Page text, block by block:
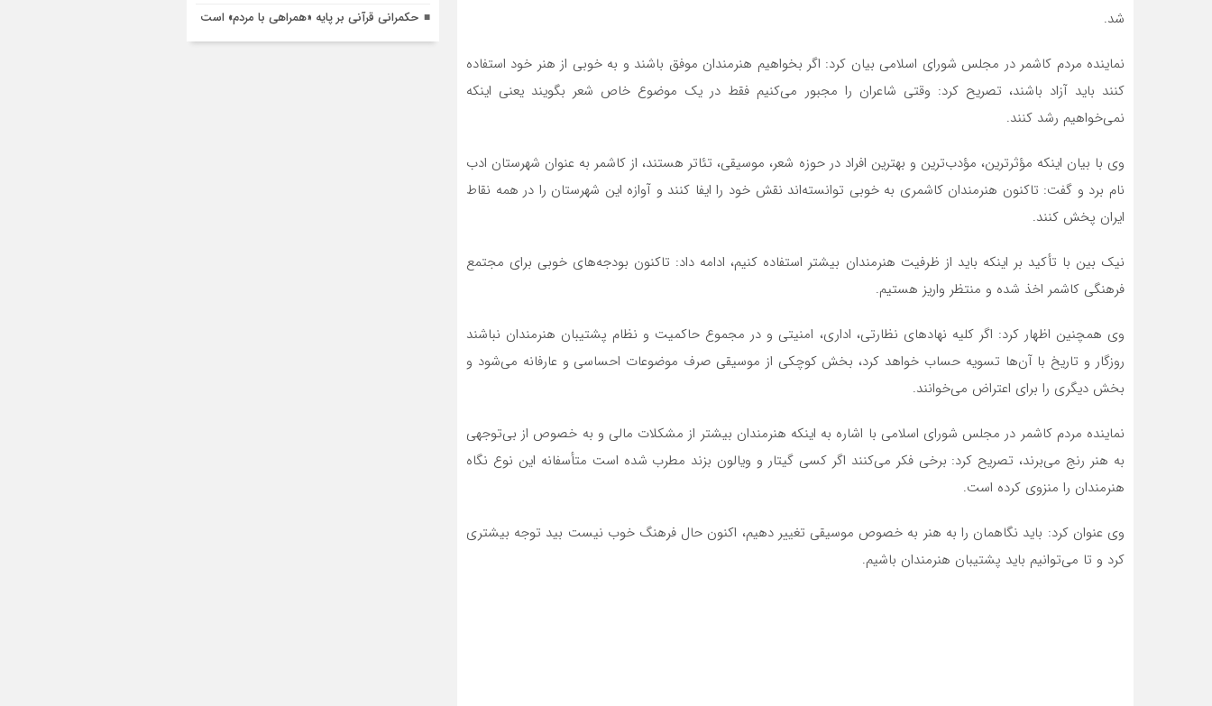
شد.
نماینده مردم کاشمر در مجلس شورای اسلامی بیان کرد: اگر بخواهیم هنرمندان موفق باشند و به خوبی از هنر خود استفاده
کنند باید آزاد باشند، تصریح کرد: وقتی شاعران را مجبور می‌کنیم فقط در یک موضوع خاص شعر بگویند یعنی اینکه
نمی‌خواهیم رشد کنند.
وی با بیان اینکه مؤثرترین، مؤدب‌ترین و بهترین افراد در حوزه شعر، موسیقی، تئاتر هستند، از کاشمر به عنوان شهرستان ادب
نام برد و گفت: تاکنون هنرمندان کاشمری به خوبی توانسته‌اند نقش خود را ایفا کنند و آوازه این شهرستان را در همه نقاط
ایران پخش کنند.
نیک بین با تأکید بر اینکه باید از ظرفیت هنرمندان بیشتر استفاده کنیم، ادامه داد: تاکنون بودجه‌های خوبی برای مجتمع
فرهنگی کاشمر اخذ شده و منتظر واریز هستیم.
وی همچنین اظهار کرد: اگر کلیه نهادهای نظارتی، اداری، امنیتی و در مجموع حاکمیت و نظام پشتیبان هنرمندان نباشند
روزگار و تاریخ با آن‌ها تسویه حساب خواهد کرد، بخش کوچکی از موسیقی صرف موضوعات احساسی و عارفانه می‌شود و
بخش دیگری را برای اعتراض می‌خوانند.
نماینده مردم کاشمر در مجلس شورای اسلامی با اشاره به اینکه هنرمندان بیشتر از مشکلات مالی و به خصوص از بی‌توجهی
به هنر رنج می‌برند، تصریح کرد: برخی فکر می‌کنند اگر کسی گیتار و ویالون بزند مطرب شده است متأسفانه این نوع نگاه
هنرمندان را منزوی کرده است.
وی عنوان کرد: باید نگاهمان را به هنر به خصوص موسیقی تغییر دهیم، اکنون حال فرهنگ خوب نیست بید توجه بیشتری
کرد و تا می‌توانیم باید پشتیبان هنرمندان باشیم.
حکمرانی قرآنی بر پایه «همراهی با مردم» است